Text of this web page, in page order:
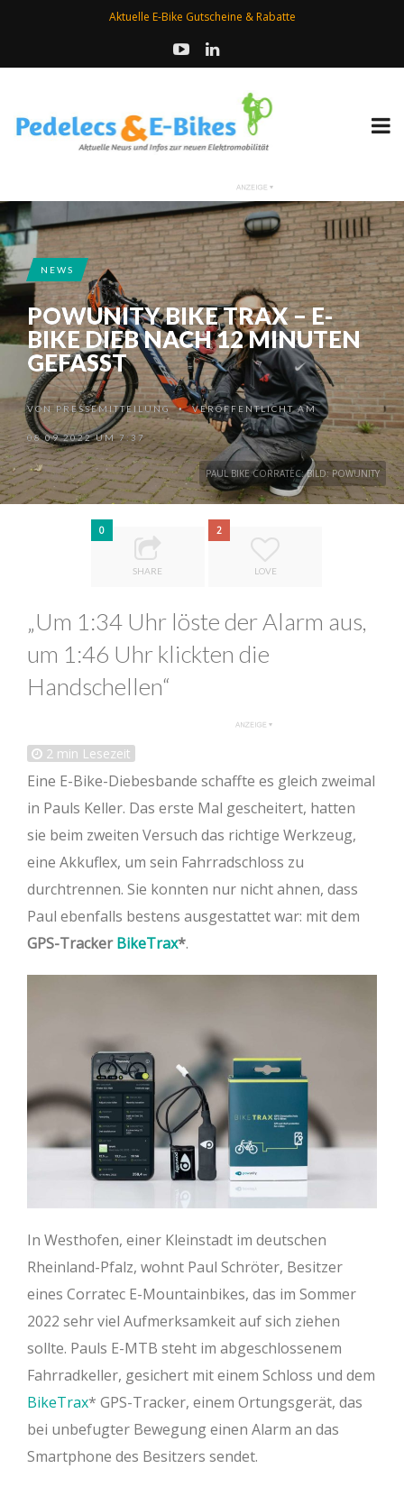
Aktuelle E-Bike Gutscheine & Rabatte
PAUL BIKE CORRATEC: BILD: POWUNITY
NEWS
POWUNITY BIKE TRAX – E-
BIKE DIEB NACH 12 MINUTEN
GEFASST
VON PRESSEMITTEILUNG •VERÖFFENTLICHT AM
08.09.2022 UM 7:37
0
SHARE
2
LOVE
„Um 1:34 Uhr löste der Alarm aus,
um 1:46 Uhr klickten die
Handschellen“
2 min Lesezeit
Eine E-Bike-Diebesbande schaffte es gleich zweimal
in Pauls Keller. Das erste Mal gescheitert, hatten
sie beim zweiten Versuch das richtige Werkzeug,
eine Akkuflex, um sein Fahrradschloss zu
durchtrennen. Sie konnten nur nicht ahnen, dass
Paul ebenfalls bestens ausgestattet war: mit dem
GPS-TrackerBikeTrax .
In Westhofen, einer Kleinstadt im deutschen
Rheinland-Pfalz, wohnt Paul Schröter, Besitzer
eines Corratec E-Mountainbikes, das im Sommer
2022 sehr viel Aufmerksamkeit auf sich ziehen
sollte. Pauls E-MTB steht im abgeschlossenem
Fahrradkeller, gesichert mit einem Schloss und dem
BikeTrax GPS-Tracker, einem Ortungsgerät, das
bei unbefugter Bewegung einen Alarm an das
Smartphone des Besitzers sendet.